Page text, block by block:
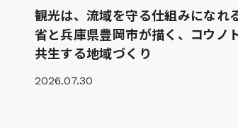
観光は、流域を守る仕組みになれ
省と兵庫県豊岡市が描く、コウノ
共生する地域づくり
2026.07.30